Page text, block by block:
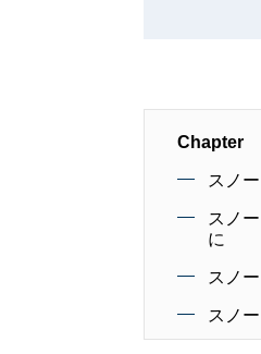
Chapter
スノ
スノ
に
スノ
スノ